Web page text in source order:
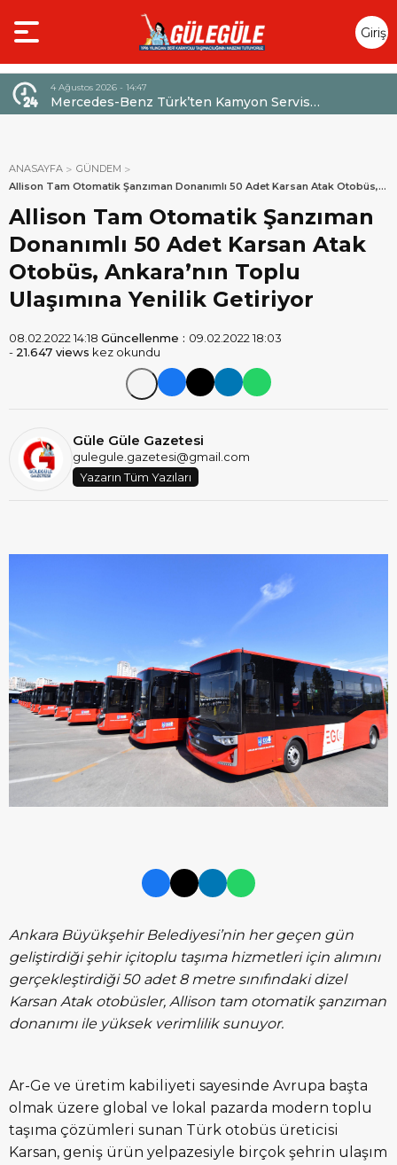
Giriş
Yap
4 Ağustos 2026 - 14:47
Mercedes-Benz Türk’ten Kamyon Servis
Sözleşmelerinde 36 Aya Varan Taksit İmkânı
ANASAYFA
GÜNDEM
Allison Tam Otomatik Şanzıman Donanımlı 50 Adet Karsan Atak Otobüs,
Ankara’nın Toplu Ulaşımına Yenilik Getiriyor
Allison Tam Otomatik Şanzıman
Donanımlı 50 Adet Karsan Atak
Otobüs, Ankara’nın Toplu
Ulaşımına Yenilik Getiriyor
08.02.2022 14:18 Güncellenme : 09.02.2022 18:03
- 21.647 views kez okundu
Güle Güle Gazetesi
gulegule.gazetesi@gmail.com
Yazarın Tüm Yazıları
Ankara Büyükşehir Belediyesi’nin her geçen gün
geliştirdiği şehir içitoplu taşıma hizmetleri için alımını
gerçekleştirdiği 50 adet 8 metre sınıfındaki dizel
Karsan Atak otobüsler, Allison tam otomatik şanzıman
donanımı ile yüksek verimlilik sunuyor.
Ar-Ge ve üretim kabiliyeti sayesinde Avrupa başta
olmak üzere global ve lokal pazarda modern toplu
taşıma çözümleri sunan Türk otobüs üreticisi
Karsan, geniş ürün yelpazesiyle birçok şehrin ulaşım